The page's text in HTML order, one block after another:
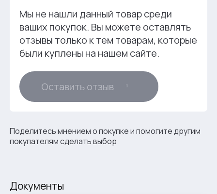
Мы не нашли данный товар среди
ваших покупок. Вы можете оставлять
отзывы только к тем товарам, которые
были куплены на нашем сайте.
Оставить отзыв
Поделитесь мнением о покупке и помогите другим
покупателям сделать выбор
Документы